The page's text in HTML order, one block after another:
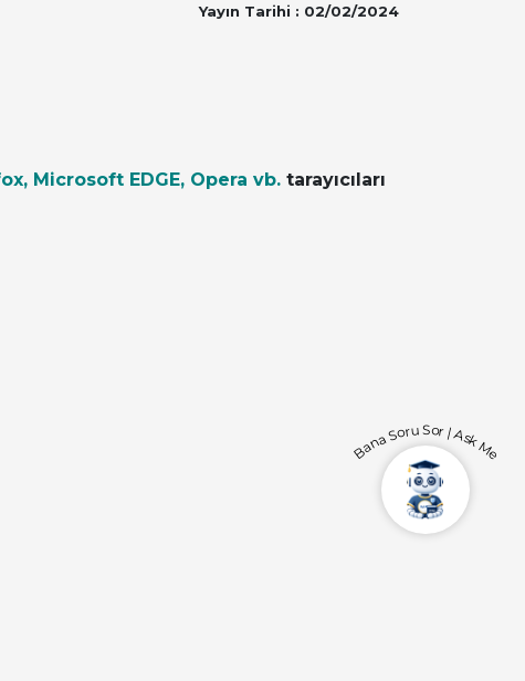
Yayın Tarihi : 02/02/2024
Microsoft EDGE, Opera vb. tarayıcıları
Bana Soru Sor | Ask Me